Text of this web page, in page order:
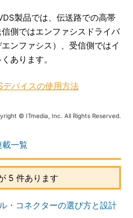
製品では、伝送路での高帯
側ではエンファシスドライバ
ンファシス）、受信側ではイ
あります。
デバイスの使用方法
© ITmedia, Inc. All Rights Reserved.
載一覧
5 件あります
・コネクターの選び方と設計